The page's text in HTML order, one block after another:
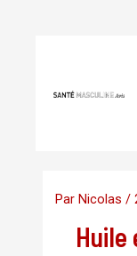
ParNicolas/
Huile
articles